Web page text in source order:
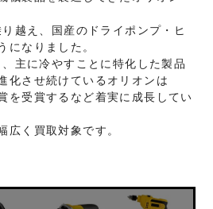
越え、国産のドライポンプ・ヒ
になりました。
主に冷やすことに特化した製品
化させ続けているオリオンは
を受賞するなど着実に成長してい
広く買取対象です。